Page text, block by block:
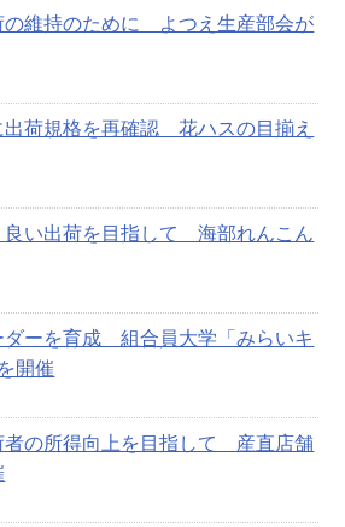
の維持のために よつえ生産部会が
出荷規格を再確認 花ハスの目揃え
良い出荷を目指して 海部れんこん
ダーを育成 組合員大学「みらいキ
開催
者の所得向上を目指して 産直店舗